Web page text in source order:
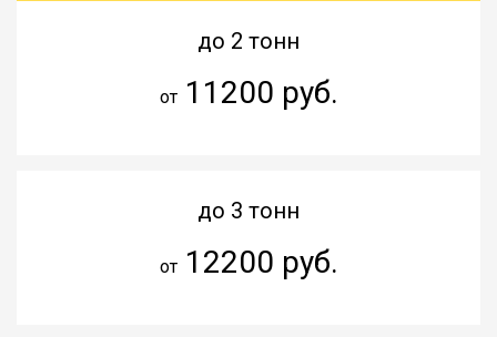
до 2 тонн
от11200 руб.
до 3 тонн
от12200 руб.